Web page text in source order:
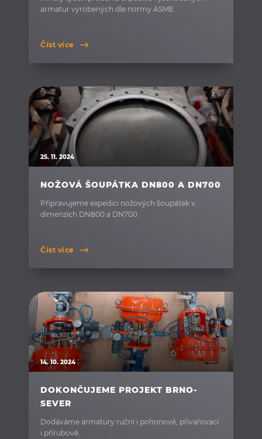
armatur vyrobených dle normy ASME.
Číst více
25. 11. 2024
NOŽOVÁ ŠOUPÁTKA DN800 A DN700
Připravujeme expedici nožových šoupátek v
dimenzích DN800 a DN700.
Číst více
14. 10. 2024
DOKONČUJEME PROJEKT BRNO-
SEVER
Dodáváme armatury ruční i pohonové, přivařovací
i přírubové.